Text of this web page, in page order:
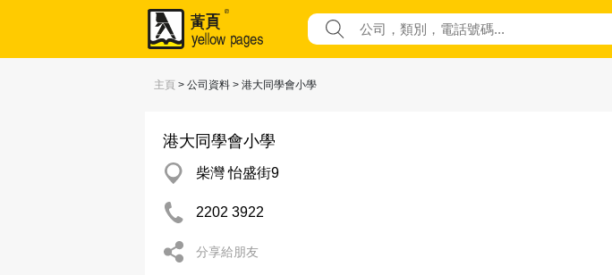
主頁 > 公司資料 > 港大同學會小學
港大同學會小學
柴灣 怡盛街9
2202 3922
分享給朋友